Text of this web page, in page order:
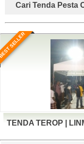
Cari Tenda Pesta
SELLER
TENDA TEROP |